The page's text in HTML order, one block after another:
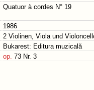
Quatuor à cordes N° 19
1986
2 Violinen, Viola und
Bukarest: Editura muzicală
op. 73 Nr. 3